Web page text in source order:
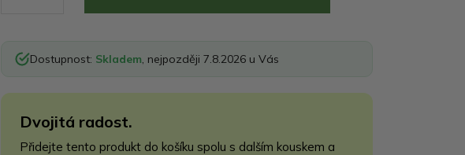
Dostupnost: Skladem , nejpozději 7.8.2026 u Vás
Dvojitá radost.
Přidejte tento produkt do košíku spolu s dalším kouskem a